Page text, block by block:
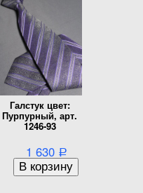
Галстук цвет:
Пурпурный, арт.
1246-93
1 630 Р